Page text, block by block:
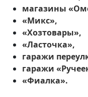
магазины
«Микс»,
«Хозтовары»,
«Ласточка»,
гаражи
гаражи
«Фиалка».